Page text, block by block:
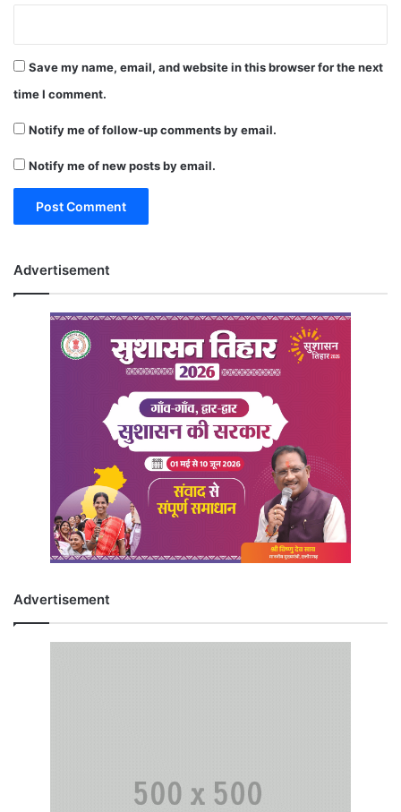
Save my name, email, and website in this browser for the next
time I comment.
Notify me of follow-up comments by email.
Notify me of new posts by email.
Advertisement
Advertisement